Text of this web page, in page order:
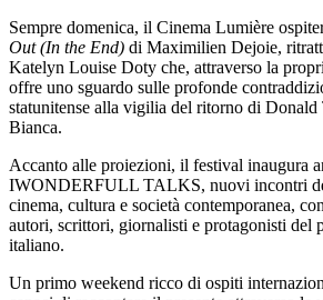
Sempre domenica, il Cinema Lumière
Out (In the End) di Maximilien Dejoie,
Katelyn Louise Doty che, attraverso la
offre uno sguardo sulle profonde
statunitense alla vigilia del ritorno di Donald
Bianca.
Accanto alle proiezioni, il festival inaugura
IWONDERFULL TALKS, nuovi incontri
cinema, cultura e società contemporanea,
autori, scrittori, giornalisti e protagonisti del
italiano.
Un primo weekend ricco di ospiti